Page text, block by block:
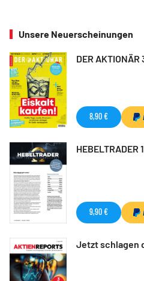
Unsere Neuerscheinungen
DER
8,90 €
HEBELTRADER
9,90 €
Jetzt schlagen